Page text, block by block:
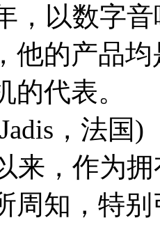
，以数字
他的产品
的代表。
，法国)
来，作为
周知，特